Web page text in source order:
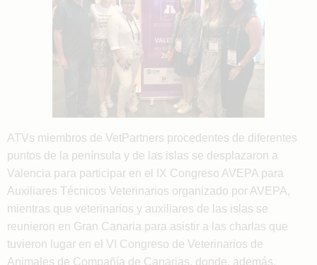
ATVs miembros de VetPartners procedentes de diferentes
puntos de la península y de las islas se desplazaron a
Valencia para participar en el IX Congreso AVEPA para
Auxiliares Técnicos Veterinarios organizado por AVEPA,
mientras que veterinarios y auxiliares de las islas se
reunieron en Gran Canaria para asistir a las charlas que
tuvieron lugar en el VI Congreso de Veterinarios de
Animales de Compañía de Canarias, donde, además,